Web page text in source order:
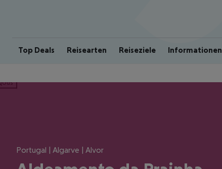
Top Deals Reisearten Reiseziele Informationen
Portugal | Algarve | Alvor